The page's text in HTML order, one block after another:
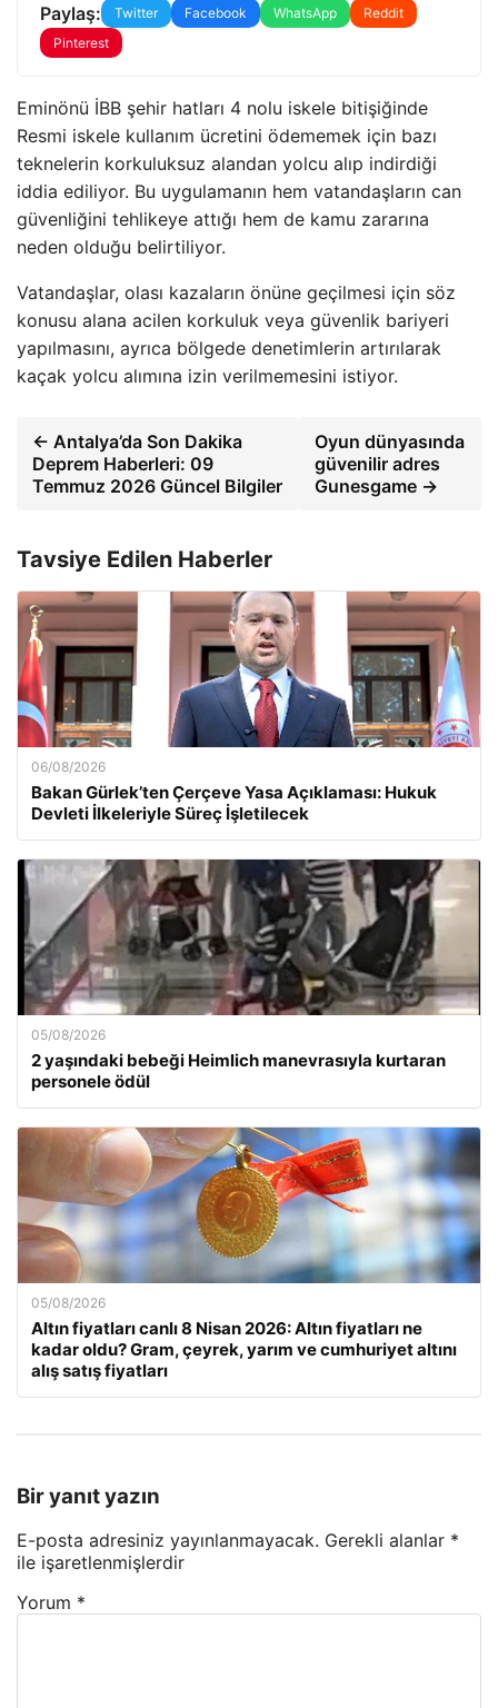
Paylaş: Twitter Facebook WhatsApp
Reddit
Pinterest
Eminönü İBB şehir hatları 4 nolu iskele bitişiğinde
Resmi iskele kullanım ücretini ödememek için bazı
teknelerin korkuluksuz alandan yolcu alıp indirdiği
iddia ediliyor. Bu uygulamanın hem vatandaşların can
güvenliğini tehlikeye attığı hem de kamu zararına
neden olduğu belirtiliyor.
Vatandaşlar, olası kazaların önüne geçilmesi için söz
konusu alana acilen korkuluk veya güvenlik bariyeri
yapılmasını, ayrıca bölgede denetimlerin artırılarak
kaçak yolcu alımına izin verilmemesini istiyor.
← Antalya’da Son Dakika
Deprem Haberleri: 09
Temmuz 2026 Güncel Bilgiler
Oyun dünyasında
güvenilir adres
Gunesgame →
Tavsiye Edilen Haberler
06/08/2026
Bakan Gürlek’ten Çerçeve Yasa Açıklaması: Hukuk
Devleti İlkeleriyle Süreç İşletilecek
05/08/2026
2 yaşındaki bebeği Heimlich manevrasıyla kurtaran
personele ödül
05/08/2026
Altın fiyatları canlı 8 Nisan 2026: Altın fiyatları ne
kadar oldu? Gram, çeyrek, yarım ve cumhuriyet altını
alış satış fiyatları
Bir yanıt yazın
E-posta adresiniz yayınlanmayacak. Gerekli alanlar *
ile işaretlenmişlerdir
Yorum *